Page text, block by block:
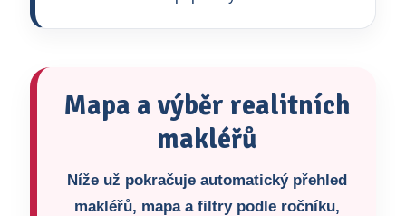
Mapa a výběr realitních
makléřů
Níže už pokračuje automatický přehled
makléřů, mapa a filtry podle ročníku,